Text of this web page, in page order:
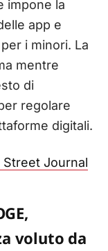
impone la
app e
i minori. La
mentre
di
regolare
digitali.
Street Journal
voluto da